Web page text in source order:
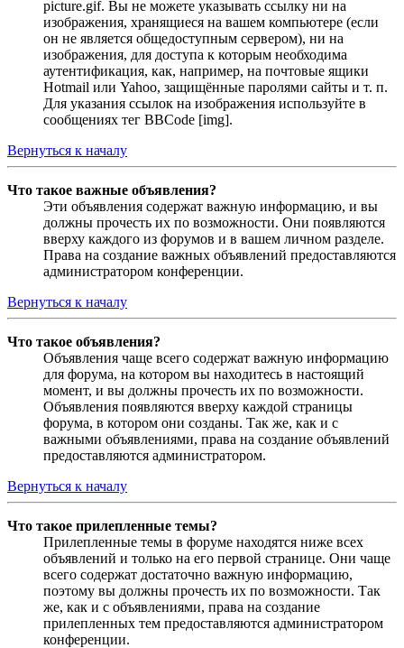
picture.gif. Вы не можете указывать ссылку ни на
изображения, хранящиеся на вашем компьютере (если
он не является общедоступным сервером), ни на
изображения, для доступа к которым необходима
аутентификация, как, например, на почтовые ящики
Hotmail или Yahoo, защищённые паролями сайты и т. п.
Для указания ссылок на изображения используйте в
сообщениях тег BBCode [img].
Вернуться к началу
Что такое важные объявления?
Эти объявления содержат важную информацию, и вы
должны прочесть их по возможности. Они появляются
вверху каждого из форумов и в вашем личном разделе.
Права на создание важных объявлений предоставляются
администратором конференции.
Вернуться к началу
Что такое объявления?
Объявления чаще всего содержат важную информацию
для форума, на котором вы находитесь в настоящий
момент, и вы должны прочесть их по возможности.
Объявления появляются вверху каждой страницы
форума, в котором они созданы. Так же, как и с
важными объявлениями, права на создание объявлений
предоставляются администратором.
Вернуться к началу
Что такое прилепленные темы?
Прилепленные темы в форуме находятся ниже всех
объявлений и только на его первой странице. Они чаще
всего содержат достаточно важную информацию,
поэтому вы должны прочесть их по возможности. Так
же, как и с объявлениями, права на создание
прилепленных тем предоставляются администратором
конференции.